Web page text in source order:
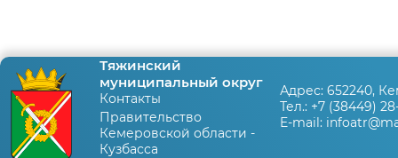
Тяжинский
муниципальный округ
Контакты
Правительство
Кемеровской области -
Кузбасса
Адрес: 652240,
Тел.: +7 (38449)
E-mail: